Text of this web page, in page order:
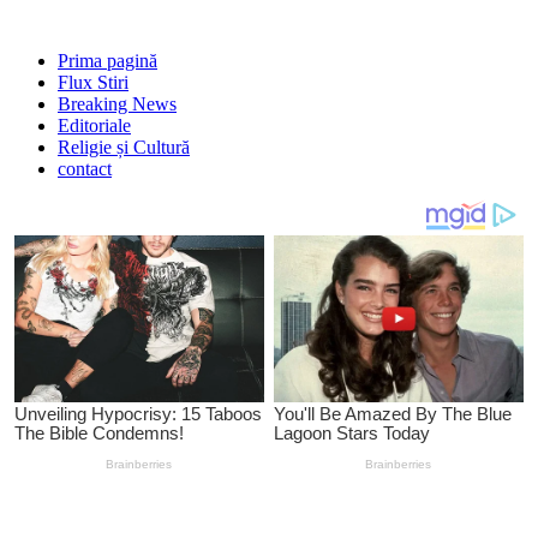
Prima pagină
Flux Stiri
Breaking News
Editoriale
Religie și Cultură
contact